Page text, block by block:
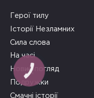
Герої тилу
Історії Незламних
Сила слова
На часі
Новий погляд
Подружки
Смачні історії